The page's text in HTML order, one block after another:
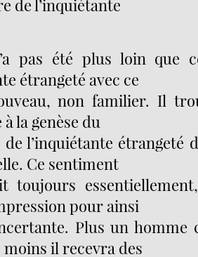
de l’inquiétante
pas été plus loin que
étrangeté avec ce
non familier. Il
la genèse du
l’inquiétante étrangeté
Ce sentiment
toujours
pour ainsi
Plus un homme
moins il recevra des